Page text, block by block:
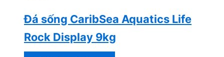
Đá sống CaribSea Aquatics Life
Rock Display 9kg